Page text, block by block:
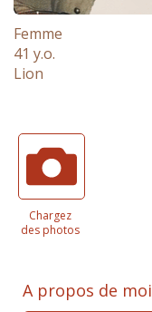
Femme
41 y.o.
Lion
Chargez
des photos
A propos de moi